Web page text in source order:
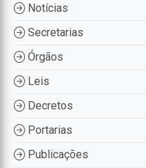
Notícias
Secretarias
Órgãos
Leis
Decretos
Portarias
Publicações